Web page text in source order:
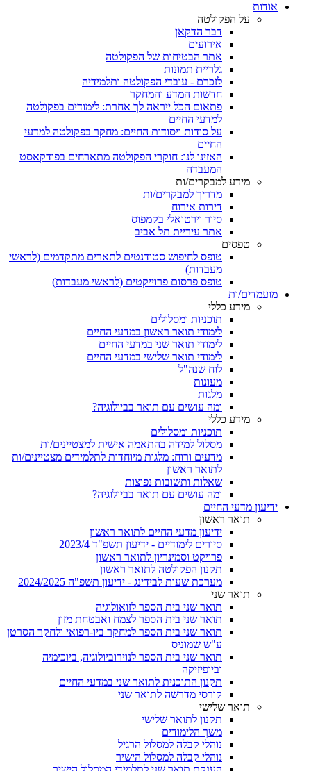
אודות
על הפקולטה
דבר הדקאן
אירועים
אתר הבטיחות של הפקולטה
גלריית תמונות
לזכרם - עובדי הפקולטה ותלמידיה
חדשות המדע והמחקר
פתאום הכל ייראה לך אחרת: לימודים בפקולטה
למדעי החיים
על סודות ויסודות החיים: מחקר בפקולטה למדעי
החיים
האזינו לנו: חוקרי הפקולטה מתארחים בפודקאסט
המעבדה
מידע למבקרים/ות
מדריך למבקרים/ות
דירות אירוח
סיור וירטואלי בקמפוס
אתר עיריית תל אביב
טפסים
טופס לחיפוש סטודנטים לתארים מתקדמים (לראשי
מעבדות)
טופס פרסום פרוייקטים (לראשי מעבדות)
מועמדים/ות
מידע כללי
תוכניות ומסלולים
לימודי תואר ראשון במדעי החיים
לימודי תואר שני במדעי החיים
לימודי תואר שלישי במדעי החיים
לוח שנה"ל
מעונות
מלגות
ומה עושים עם תואר בביולוגיה?
מידע כללי
תוכניות ומסלולים
מסלול למידה בהתאמה אישית למצטיינים/ות
מדעים ורוח: מלגות מיוחדות לתלמידים מצטיינים/ות
לתואר ראשון
שאלות ותשובות נפוצות
ומה עושים עם תואר בביולוגיה?
ידיעון מדעי החיים
תואר ראשון
ידיעון מדעי החיים לתואר ראשון
סיורים לימודיים - ידיעון תשפ"ד 2023/4
פרויקט וסמינריון לתואר ראשון
תקנון הפקולטה לתואר ראשון
מערכת שעות לבידינג - ידיעון תשפ"ה 2024/2025
תואר שני
תואר שני בית הספר לזואולוגיה
תואר שני בית הספר לצמח ואבטחת מזון
תואר שני בית הספר למחקר ביו-רפואי ולחקר הסרטן
ע"ש שמוניס
תואר שני בית הספר לנוירוביולוגיה, ביוכימיה
וביופיזיקה
תקנון התוכנית לתואר שני במדעי החיים
קורסי מדרשה לתואר שני
תואר שלישי
תקנון לתואר שלישי
משך הלימודים
נוהלי קבלה למסלול הרגיל
נוהלי קבלה למסלול הישיר